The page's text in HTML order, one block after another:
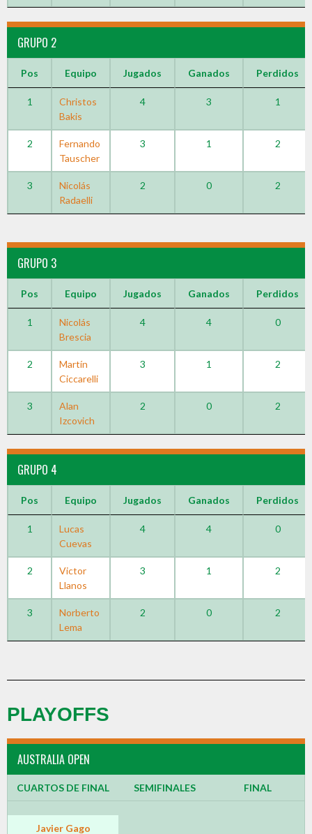
GRUPO 2
Pos Equipo Jugados Ganados Perdidos
1
Christos
Bakis
4 3 1
2
Fernando
Tauscher
3 1 2
3
Nicolás
Radaelli
2 0 2
GRUPO 3
Pos Equipo Jugados Ganados Perdidos
1
Nicolás
Brescia
4 4 0
2
Martín
Ciccarelli
3 1 2
3
Alan
Izcovich
2 0 2
GRUPO 4
Pos Equipo Jugados Ganados Perdidos
1
Lucas
Cuevas
4 4 0
2
Victor
Llanos
3 1 2
3
Norberto
Lema
2 0 2
PLAYOFFS
AUSTRALIA OPEN
CUARTOS DE FINAL SEMIFINALES FINAL
Javier Gago